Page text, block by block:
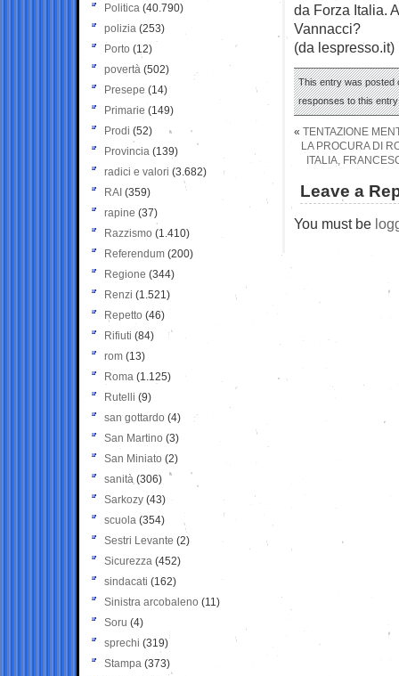
da Forza Italia.
Vannacci?
(da lespresso.it)
This entry was posted
responses to this
« TENTAZIONE
LA PROCURA DI
ITALIA,
Leave a
You must be
Politica (40.790)
polizia (253)
Porto (12)
povertà (502)
Presepe (14)
Primarie (149)
Prodi (52)
Provincia (139)
radici e valori (3.682)
RAI (359)
rapine (37)
Razzismo (1.410)
Referendum (200)
Regione (344)
Renzi (1.521)
Repetto (46)
Rifiuti (84)
rom (13)
Roma (1.125)
Rutelli (9)
san gottardo (4)
San Martino (3)
San Miniato (2)
sanità (306)
Sarkozy (43)
scuola (354)
Sestri Levante (2)
Sicurezza (452)
sindacati (162)
Sinistra arcobaleno (11)
Soru (4)
sprechi (319)
Stampa (373)